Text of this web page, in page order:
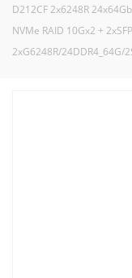
D212CF 2x6248R
NVMe RAID 10Gх2 +
2xG6248R/24DDR4_64G/